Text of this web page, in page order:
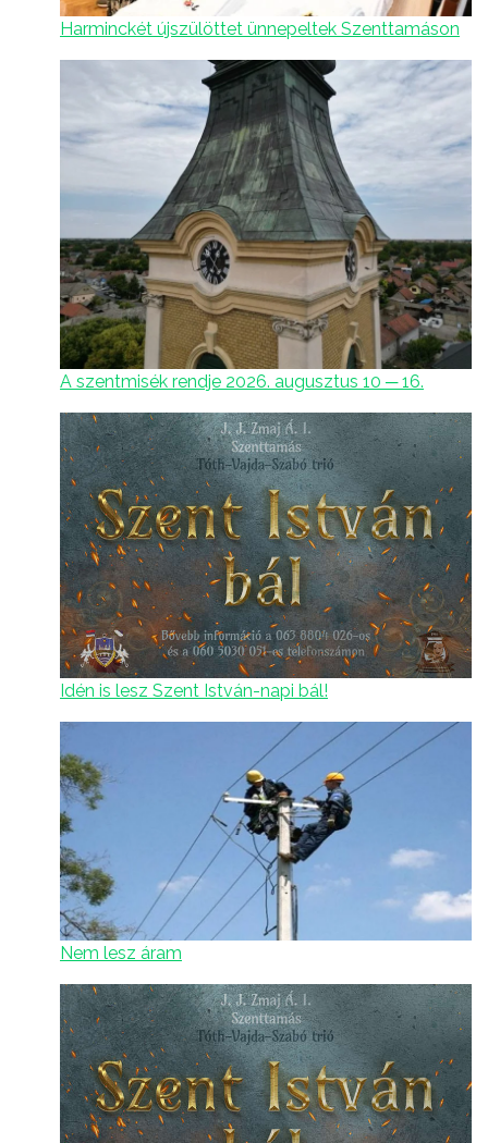
Harminckét újszülöttet ünnepeltek Szenttamáson
A szentmisék rendje 2026. augusztus 10 ─ 16.
Idén is lesz Szent István-napi bál!
Nem lesz áram